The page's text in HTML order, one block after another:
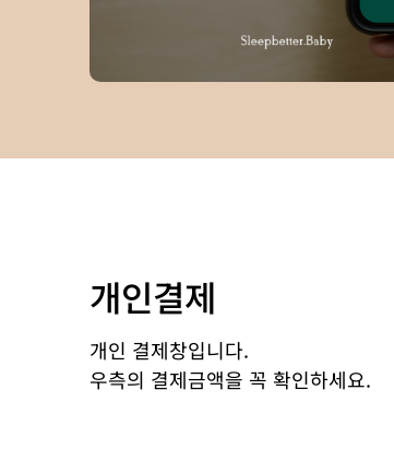
개인결제
개인 결제창입니다.
우측의 결제금액을 꼭 확인하세요.